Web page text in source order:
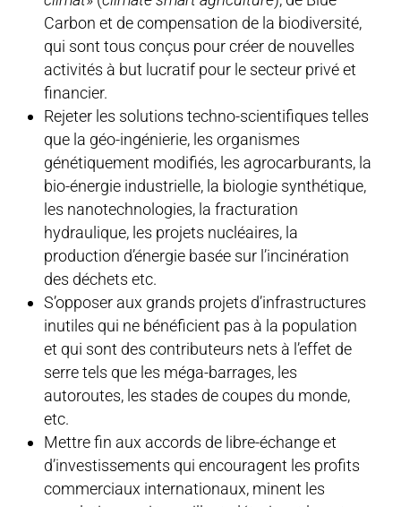
Carbon et de compensation de la biodiversité,
qui sont tous conçus pour créer de nouvelles
activités à but lucratif pour le secteur privé et
financier.
Rejeter les solutions techno-scientifiques telles
que la géo-ingénierie, les organismes
génétiquement modifiés, les agrocarburants, la
bio-énergie industrielle, la biologie synthétique,
les nanotechnologies, la fracturation
hydraulique, les projets nucléaires, la
production d’énergie basée sur l’incinération
des déchets etc.
S’opposer aux grands projets d’infrastructures
inutiles qui ne bénéficient pas à la population
et qui sont des contributeurs nets à l’effet de
serre tels que les méga-barrages, les
autoroutes, les stades de coupes du monde,
etc.
Mettre fin aux accords de libre-échange et
d’investissements qui encouragent les profits
commerciaux internationaux, minent les